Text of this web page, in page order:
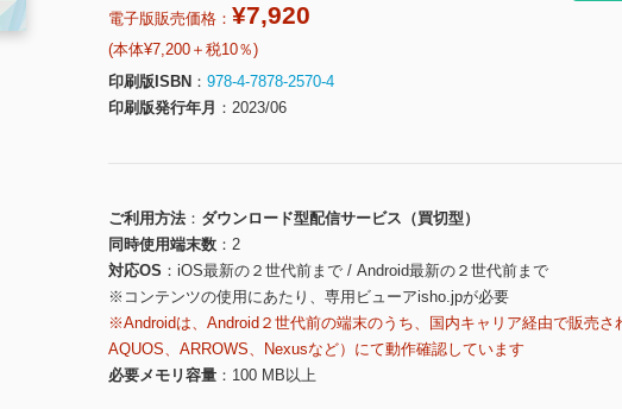
電子版販売価格： ¥7,920
(本体¥7,200＋税10％)
印刷版ISBN
978-4-7878-2570-4
印刷版発行年月
2023/06
ご利用方法
ダウンロード型配信サービス（買切型）
同時使用端末数
2
対応OS
iOS最新の２世代前まで / Android最新の２世代前まで
※コンテンツの使用にあたり、専用ビューアisho.jpが必要
※Androidは、Android２世代前の端末のうち、国内キャリア経由で販売さ
AQUOS、ARROWS、Nexusなど）にて動作確認しています
必要メモリ容量
100 MB以上